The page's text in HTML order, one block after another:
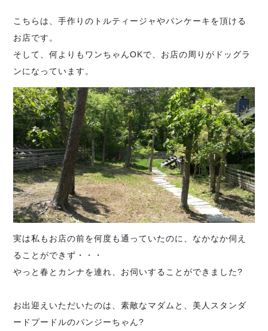
こちらは、手作りのトルティージャやパンケーキを頂ける
お店です。
そして、何よりもワンちゃんOKで、お店の周りがドッグラ
ンになっています。
実は私もお店の前を何度も通っていたのに、なかなか伺え
ることができず・・・
やっと春とカンナを連れ、お伺いすることができました?
お出迎えいただいたのは、素敵なマダムと、美人スタンダ
ードプードルのパンジーちゃん?